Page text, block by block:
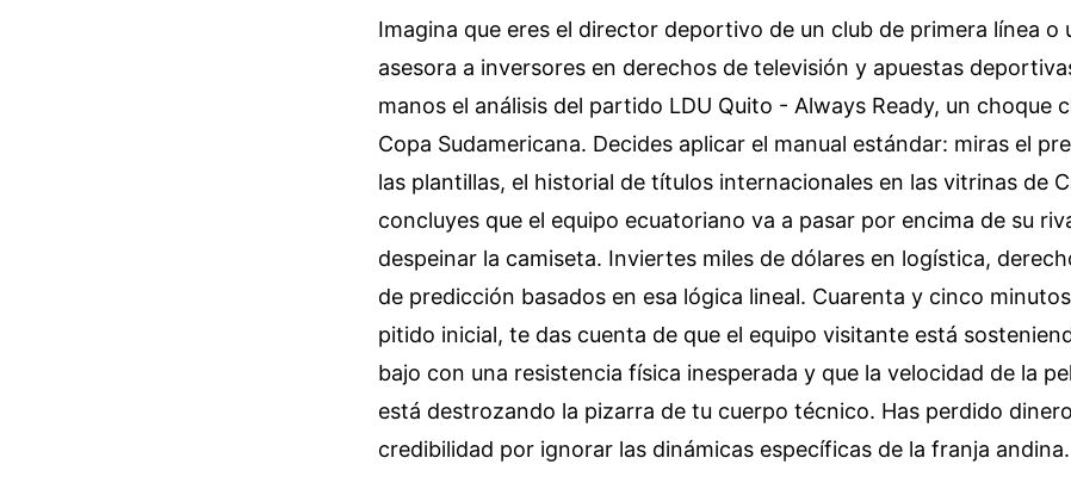
Imagina que eres el director deportivo de un club de primera línea o
asesora a inversores en derechos de televisión y apuestas
manos el análisis del partido LDU Quito - Always Ready, un choque
Copa Sudamericana. Decides aplicar el manual estándar: miras el
las plantillas, el historial de títulos internacionales en las vitrinas de
concluyes que el equipo ecuatoriano va a pasar por encima de su
despeinar la camiseta. Inviertes miles de dólares en logística,
de predicción basados en esa lógica lineal. Cuarenta y cinco
pitido inicial, te das cuenta de que el equipo visitante está
bajo con una resistencia física inesperada y que la velocidad de la
está destrozando la pizarra de tu cuerpo técnico. Has perdido
credibilidad por ignorar las dinámicas específicas de la franja andina.